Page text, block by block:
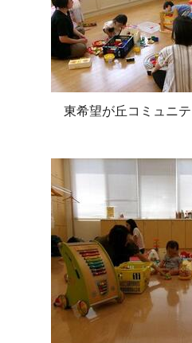
東希望が丘コミュニ